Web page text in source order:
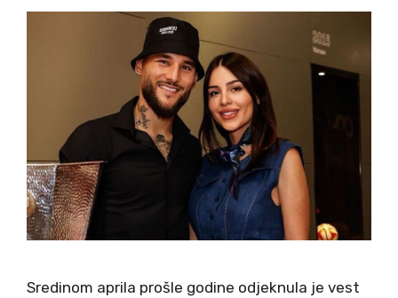
Sredinom aprila prošle godine odjeknula je vest